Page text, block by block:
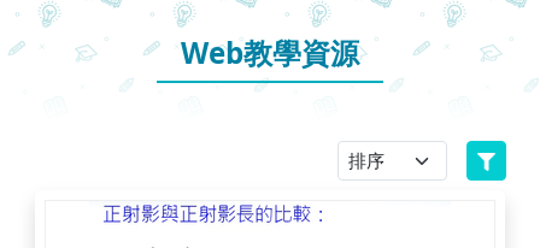
::: Web教學資源